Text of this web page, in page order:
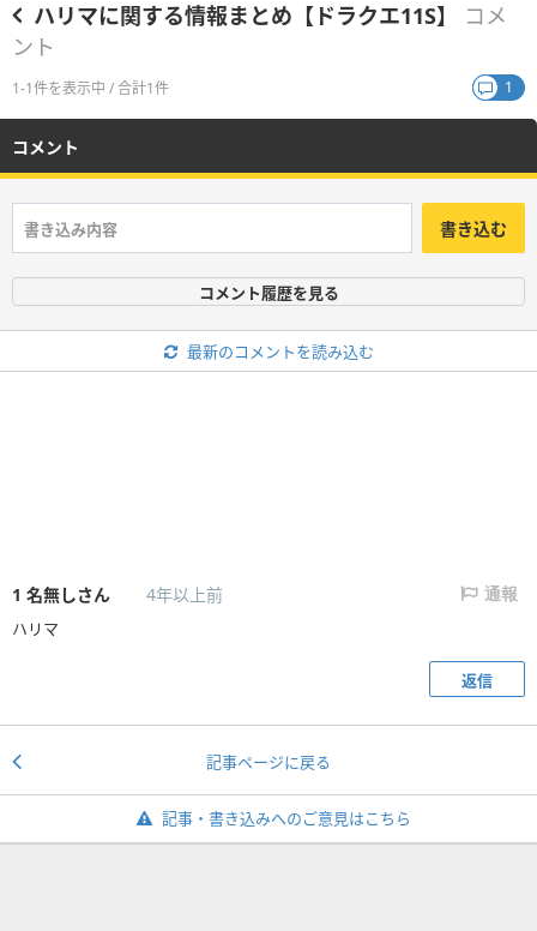
ハリマに関する情報まとめ【ドラクエ11S】
コメ
ント
1-1件を表示中 / 合計1件 1
コメント
書き込む
コメント履歴を見る
最新のコメントを読み込む
1 名無しさん 4年以上前 通報
ハリマ
返信
記事ページに戻る
記事・書き込みへのご意見はこちら